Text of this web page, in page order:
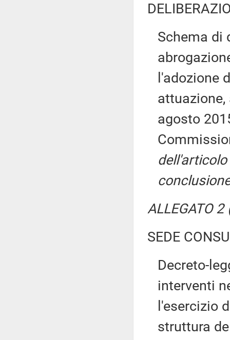
Schema di
l'adozione
agosto
dell'articolo
ALLEGATO
SEDE
Decreto-
interventi
l'esercizio
struttura